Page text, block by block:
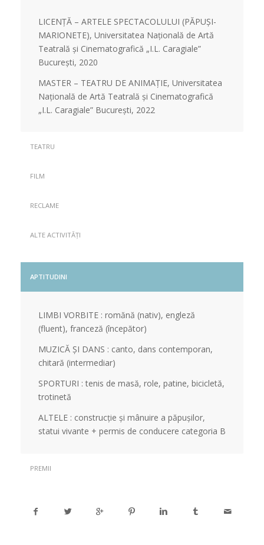
LICENȚĂ – ARTELE SPECTACOLULUI (PĂPUȘI-
MARIONETE), Universitatea Națională de Artă
Teatrală și Cinematografică „I.L. Caragiale”
București, 2020
MASTER – TEATRU DE ANIMAȚIE, Universitatea
Națională de Artă Teatrală și Cinematografică
„I.L. Caragiale” București, 2022
TEATRU
FILM
RECLAME
ALTE ACTIVITĂȚI
APTITUDINI
LIMBI VORBITE : romănă (nativ), engleză
(fluent), franceză (începător)
MUZICĂ ȘI DANS : canto, dans contemporan,
chitară (intermediar)
SPORTURI : tenis de masă, role, patine, bicicletă,
trotinetă
ALTELE : construcție și mânuire a păpușilor,
statui vivante + permis de conducere categoria B
PREMII